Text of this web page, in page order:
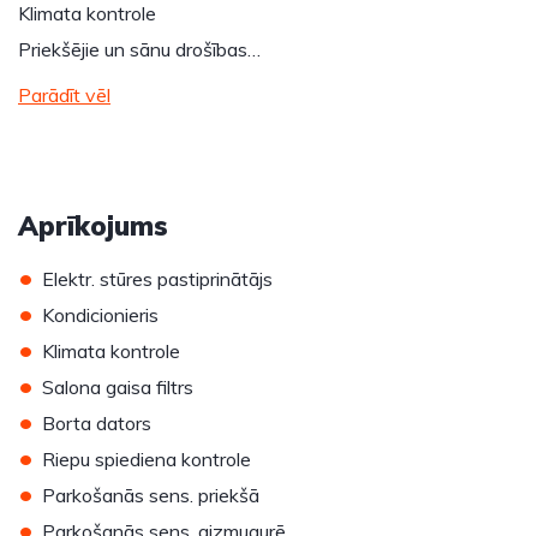
Klimata kontrole
Priekšējie un sānu drošības…
Parādīt vēl
Aprīkojums
• Elektr. stūres pastiprinātājs
• Kondicionieris
• Klimata kontrole
• Salona gaisa filtrs
• Borta dators
• Riepu spiediena kontrole
• Parkošanās sens. priekšā
• Parkošanās sens. aizmugurē